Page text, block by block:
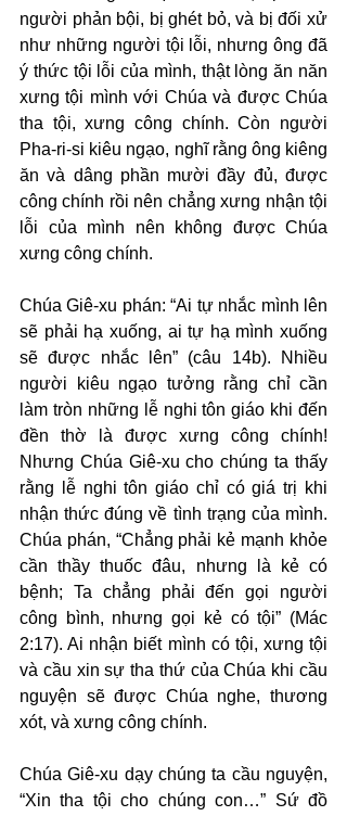
người phản bội, bị ghét bỏ, và bị đối xử
như những người tội lỗi, nhưng ông đã
ý thức tội lỗi của mình, thật lòng ăn năn
xưng tội mình với Chúa và được Chúa
tha tội, xưng công chính. Còn người
Pha-ri-si kiêu ngạo, nghĩ rằng ông kiêng
ăn và dâng phần mười đầy đủ, được
công chính rồi nên chẳng xưng nhận tội
lỗi của mình nên không được Chúa
xưng công chính.
Chúa Giê-xu phán: “Ai tự nhắc mình lên
sẽ phải hạ xuống, ai tự hạ mình xuống
sẽ được nhắc lên” (câu 14b). Nhiều
người kiêu ngạo tưởng rằng chỉ cần
làm tròn những lễ nghi tôn giáo khi đến
đền thờ là được xưng công chính!
Nhưng Chúa Giê-xu cho chúng ta thấy
rằng lễ nghi tôn giáo chỉ có giá trị khi
nhận thức đúng về tình trạng của mình.
Chúa phán, “Chẳng phải kẻ mạnh khỏe
cần thầy thuốc đâu, nhưng là kẻ có
bệnh; Ta chẳng phải đến gọi người
công bình, nhưng gọi kẻ có tội” (Mác
2:17). Ai nhận biết mình có tội, xưng tội
và cầu xin sự tha thứ của Chúa khi cầu
nguyện sẽ được Chúa nghe, thương
xót, và xưng công chính.
Chúa Giê-xu dạy chúng ta cầu nguyện,
“Xin tha tội cho chúng con…” Sứ đồ